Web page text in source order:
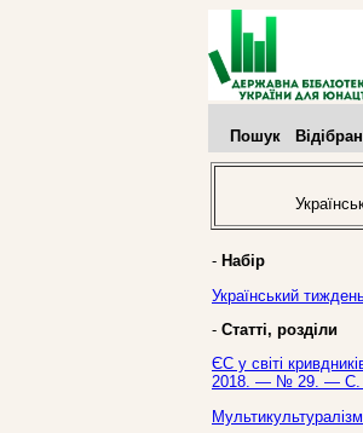
Пошук
- Набір
Український
- Статті, розділи
ЄС у світі
2018. — № 29. — С.